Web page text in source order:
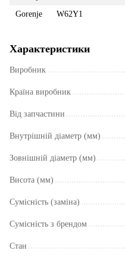
Gorenje
W62Y1
Характеристики
Виробник
Країна виробник
Від запчастини
Внутрішній діаметр (мм)
Зовнішній діаметр (мм)
Висота (мм)
Сумісність (заміна)
Сумісність з брендом
Стан